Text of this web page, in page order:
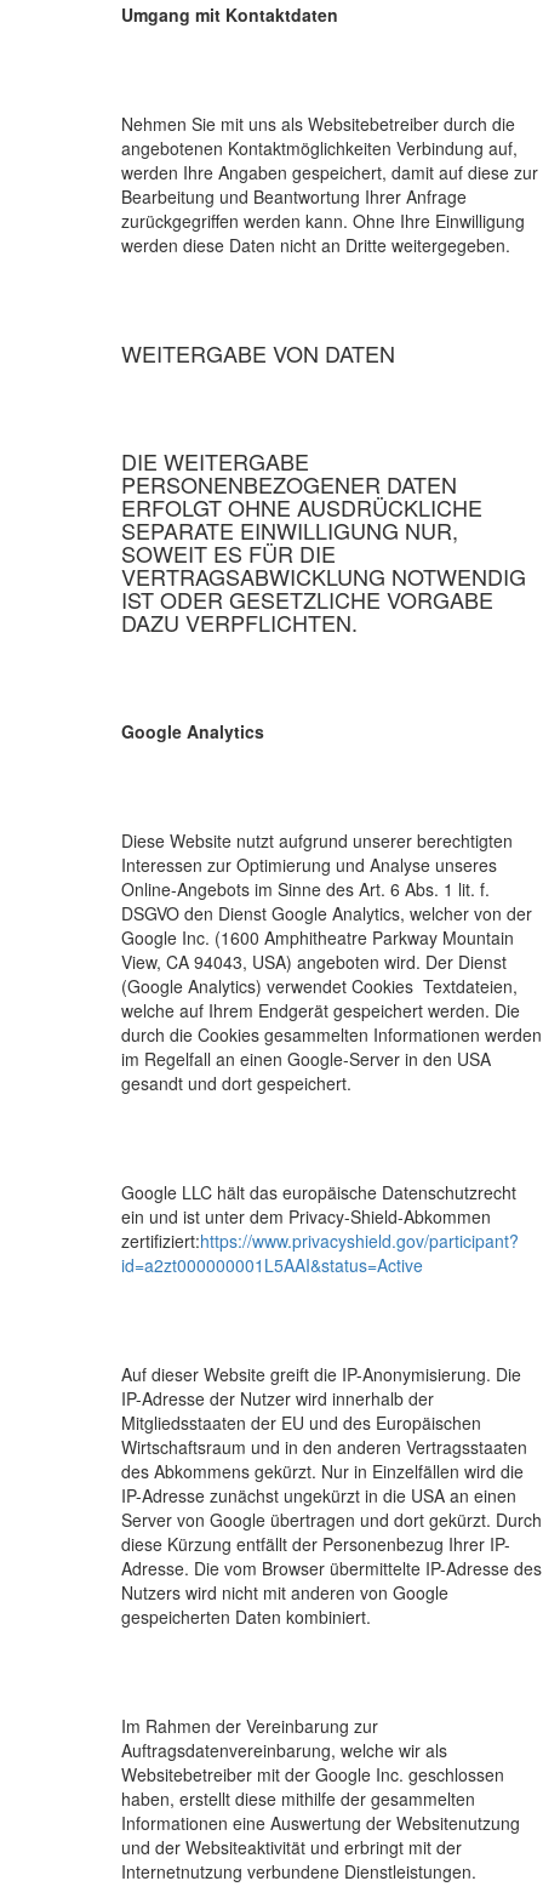
Umgang mit Kontaktdaten
Nehmen Sie mit uns als Websitebetreiber durch die
angebotenen Kontaktmöglichkeiten Verbindung auf,
werden Ihre Angaben gespeichert, damit auf diese zur
Bearbeitung und Beantwortung Ihrer Anfrage
zurückgegriffen werden kann. Ohne Ihre Einwilligung
werden diese Daten nicht an Dritte weitergegeben.
WEITERGABE VON DATEN
DIE WEITERGABE
PERSONENBEZOGENER DATEN
ERFOLGT OHNE AUSDRÜCKLICHE
SEPARATE EINWILLIGUNG NUR,
SOWEIT ES FÜR DIE
VERTRAGSABWICKLUNG NOTWENDIG
IST ODER GESETZLICHE VORGABE
DAZU VERPFLICHTEN.
Google Analytics
Diese Website nutzt aufgrund unserer berechtigten
Interessen zur Optimierung und Analyse unseres
Online-Angebots im Sinne des Art. 6 Abs. 1 lit. f.
DSGVO den Dienst Google Analytics, welcher von der
Google Inc. (1600 Amphitheatre Parkway Mountain
View, CA 94043, USA) angeboten wird. Der Dienst
(Google Analytics) verwendet Cookies  Textdateien,
welche auf Ihrem Endgerät gespeichert werden. Die
durch die Cookies gesammelten Informationen werden
im Regelfall an einen Google-Server in den USA
gesandt und dort gespeichert.
Google LLC hält das europäische Datenschutzrecht
ein und ist unter dem Privacy-Shield-Abkommen
zertifiziert:https://www.privacyshield.gov/participant?
id=a2zt000000001L5AAI&status=Active
Auf dieser Website greift die IP-Anonymisierung. Die
IP-Adresse der Nutzer wird innerhalb der
Mitgliedsstaaten der EU und des Europäischen
Wirtschaftsraum und in den anderen Vertragsstaaten
des Abkommens gekürzt. Nur in Einzelfällen wird die
IP-Adresse zunächst ungekürzt in die USA an einen
Server von Google übertragen und dort gekürzt. Durch
diese Kürzung entfällt der Personenbezug Ihrer IP-
Adresse. Die vom Browser übermittelte IP-Adresse des
Nutzers wird nicht mit anderen von Google
gespeicherten Daten kombiniert.
Im Rahmen der Vereinbarung zur
Auftragsdatenvereinbarung, welche wir als
Websitebetreiber mit der Google Inc. geschlossen
haben, erstellt diese mithilfe der gesammelten
Informationen eine Auswertung der Websitenutzung
und der Websiteaktivität und erbringt mit der
Internetnutzung verbundene Dienstleistungen.